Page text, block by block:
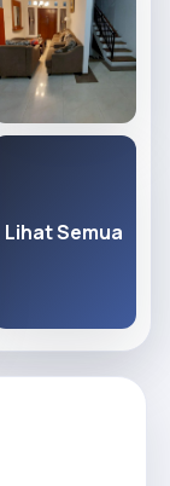
Lihat Semua